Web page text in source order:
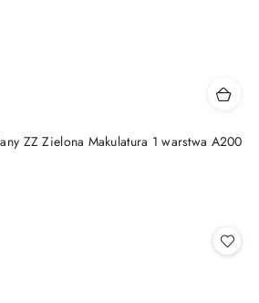
ZZ Zielona Makulatura 1 warstwa A200